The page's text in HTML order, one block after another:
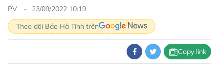
PV
23/09/2022 10:19
Theo dõi Báo Hà Tĩnh trên
Copy link